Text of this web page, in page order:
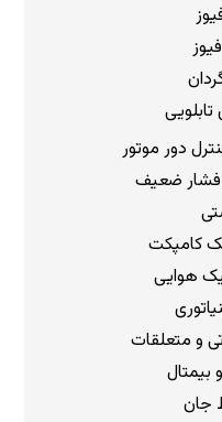
دور موتور
فشار ضعیف
کامپکت
هوایی
و متعلقات
بیمتال
جان